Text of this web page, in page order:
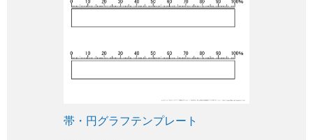
帯・円グラフテンプレート